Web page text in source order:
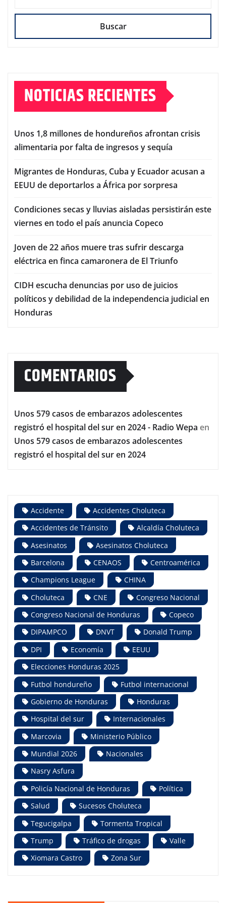
Buscar
NOTICIAS RECIENTES
Unos 1,8 millones de hondureños afrontan crisis
alimentaria por falta de ingresos y sequía
Migrantes de Honduras, Cuba y Ecuador acusan a
EEUU de deportarlos a África por sorpresa
Condiciones secas y lluvias aisladas persistirán este
viernes en todo el país anuncia Copeco
Joven de 22 años muere tras sufrir descarga
eléctrica en finca camaronera de El Triunfo
CIDH escucha denuncias por uso de juicios
políticos y debilidad de la independencia judicial en
Honduras
COMENTARIOS
Unos 579 casos de embarazos adolescentes
registró el hospital del sur en 2024 - Radio Wepa en
Unos 579 casos de embarazos adolescentes
registró el hospital del sur en 2024
Accidente
Accidentes Choluteca
Accidentes de Tránsito
Alcaldía Choluteca
Asesinatos
Asesinatos Choluteca
Barcelona
CENAOS
Centroamérica
Champions League
CHINA
Choluteca
CNE
Congreso Nacional
Congreso Nacional de Honduras
Copeco
DIPAMPCO
DNVT
Donald Trump
DPI
Economía
EEUU
Elecciones Honduras 2025
Futbol hondureño
Futbol internacional
Gobierno de Honduras
Honduras
Hospital del sur
Internacionales
Marcovia
Ministerio Público
Mundial 2026
Nacionales
Nasry Asfura
Policía Nacional de Honduras
Política
Salud
Sucesos Choluteca
Tegucigalpa
Tormenta Tropical
Trump
Tráfico de drogas
Valle
Xiomara Castro
Zona Sur